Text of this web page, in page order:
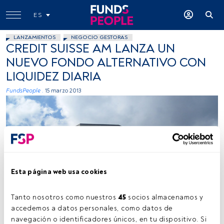
Esta página web usa cookies
Tanto nosotros como nuestros 45 socios almacenamos y
accedemos a datos personales, como datos de
navegación o identificadores únicos, en tu dispositivo. Si
ES
LANZAMIENTOS NEGOCIO GESTORAS
CREDIT SUISSE AM LANZA UN
NUEVO FONDO ALTERNATIVO CON
LIQUIDEZ DIARIA
FundsPeople . 15 marzo 2013
Tiempo lectura: 1 min.